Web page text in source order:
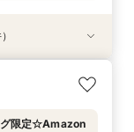
&上質空間体験
ス特典×豪華試
イトウェディン
大阪駅直結*絶景
グ限定☆Amazon